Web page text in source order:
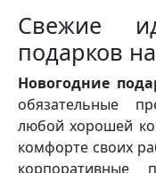
Свежие
подарков
Новогодние
обязательные
любой хорошей
комфорте своих
корпоративные